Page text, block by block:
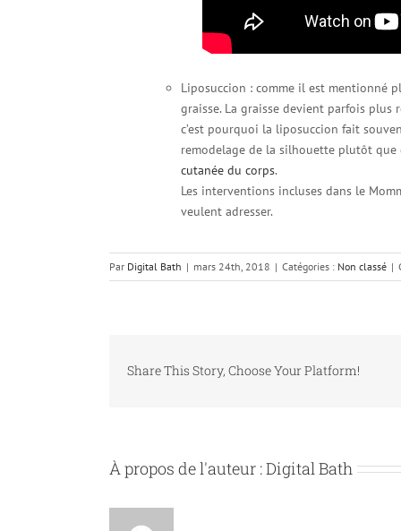
Liposuccion : comme il est mentionné
graisse. La graisse devient parfois plus
c’est pourquoi la liposuccion fait
remodelage de la silhouette plutôt que
cutanée du corps.
Les interventions incluses dans le
veulent adresser.
Par Digital Bath | mars 24th, 2018 | Catégories : Non classé |
Share This Story, Choose Your Platform!
À propos de l'auteur :Digital Bath